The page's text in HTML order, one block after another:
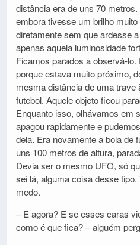
distância era de uns 70
embora tivesse um brilho
diretamente sem que ardesse
apenas aquela luminosidade
Ficamos parados a observá-
porque estava muito próximo,
mesma distância de uma trave
futebol. Aquele objeto ficou
Enquanto isso, olhávamos em
apagou rapidamente e
dela. Era novamente a bola de
uns 100 metros de altura,
Devia ser o mesmo UFO, só
sei lá, alguma coisa desse
medo.
– E agora? E se esses caras
como é que fica? – alguém